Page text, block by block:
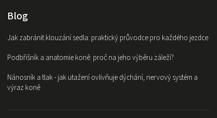
Blog
Jak zabránit klouzání sedla: praktický průvodce pro každého jezdce
Podbřišník a anatomie koně: proč na jeho výběru záleží?
Nánosník a tlak - jak utažení ovlivňuje dýchání, nervový systém a
výraz koně